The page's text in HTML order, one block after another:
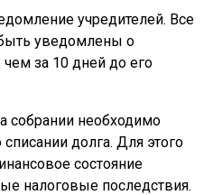
учредителей. Все
уведомлены о
за 10 дней до его
собрании необходимо
долга. Для этого
состояние
налоговые последствия.